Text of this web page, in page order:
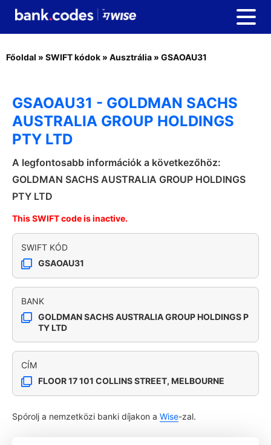
Főoldal » SWIFT kódok » Ausztrália » GSAOAU31
GSAOAU31 - GOLDMAN SACHS
AUSTRALIA GROUP HOLDINGS
PTY LTD
A legfontosabb információk a következőhöz:
GOLDMAN SACHS AUSTRALIA GROUP HOLDINGS
PTY LTD
This SWIFT code is inactive.
SWIFT KÓD
GSAOAU31
BANK
GOLDMAN SACHS AUSTRALIA GROUP HOLDINGS P
TY LTD
CÍM
FLOOR 17 101 COLLINS STREET, MELBOURNE
Spórolj a nemzetközi banki díjakon a Wise-zal.